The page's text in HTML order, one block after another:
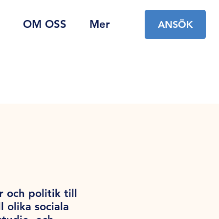
OM OSS Mer ANSÖK
och politik till
olika sociala